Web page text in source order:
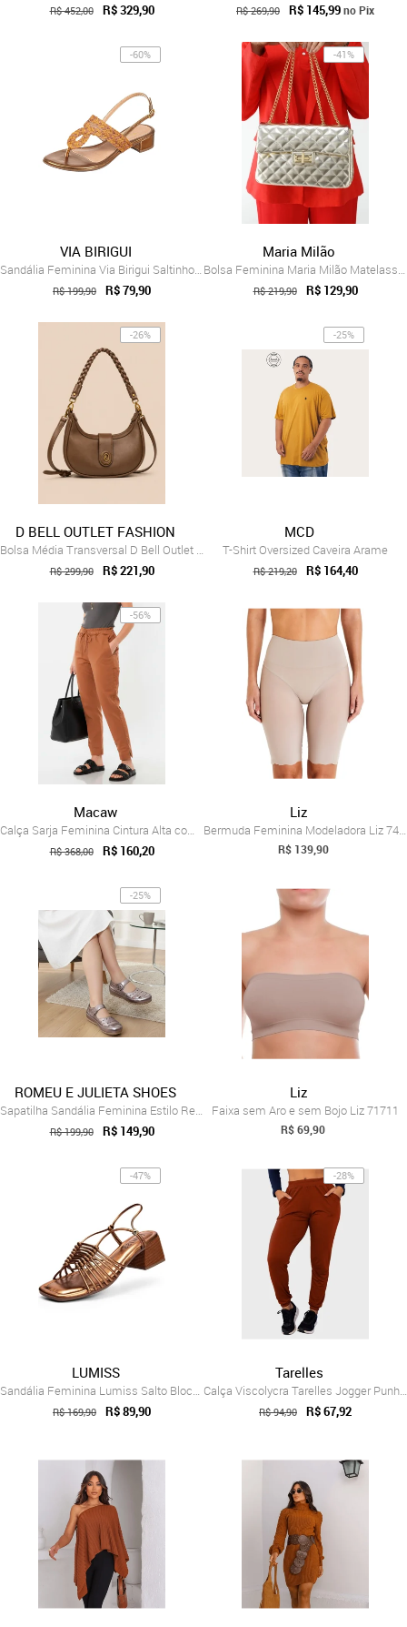
R$ 452,00 R$ 329,90 R$ 269,90 R$ 145,99no Pix
-60%
VIA BIRIGUI
Sandália Feminina Via Birigui Saltinho d...
R$ 199,90 R$ 79,90
-41%
Maria Milão
Bolsa Feminina Maria Milão Matelassê Dou...
R$ 219,90 R$ 129,90
-26%
D BELL OUTLET FASHION
Bolsa Média Transversal D Bell Outlet Fa...
R$ 299,90 R$ 221,90
-25%
MCD
T-Shirt Oversized Caveira Arame
R$ 219,20 R$ 164,40
-56%
Macaw
Calça Sarja Feminina Cintura Alta com El...
R$ 368,00 R$ 160,20
Liz
Bermuda Feminina Modeladora Liz 74384
R$ 139,90
-25%
ROMEU E JULIETA SHOES
Sapatilha Sandália Feminina Estilo Retrô...
R$ 199,90 R$ 149,90
Liz
Faixa sem Aro e sem Bojo Liz 71711
R$ 69,90
-47%
LUMISS
Sandália Feminina Lumiss Salto Bloco Bai...
R$ 169,90 R$ 89,90
-28%
Tarelles
Calça Viscolycra Tarelles Jogger Punho S...
R$ 94,90 R$ 67,92